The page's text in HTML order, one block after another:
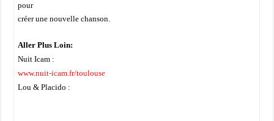
pour
créer une nouvelle chanson.
Aller Plus Loin:
Nuit Icam :
www.nuit-icam.fr/toulouse
Lou & Placido :